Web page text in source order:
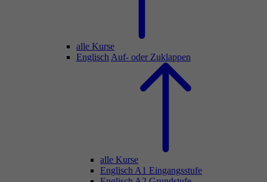
alle Kurse
Englisch Auf- oder Zuklappen
alle Kurse
Englisch A1 Eingangsstufe